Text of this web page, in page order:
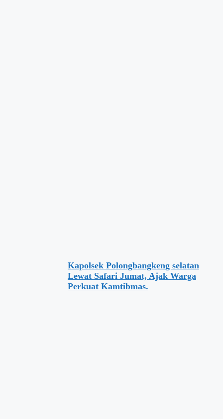
Kapolsek Polongbangkeng selatan
Lewat Safari Jumat, Ajak Warga
Perkuat Kamtibmas.